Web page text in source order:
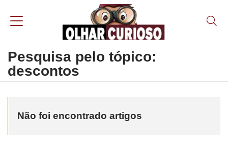
Pesquisa pelo tópico:
descontos
Não foi encontrado artigos